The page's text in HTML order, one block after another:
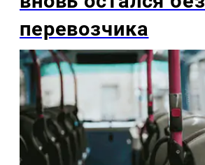
перевозчика